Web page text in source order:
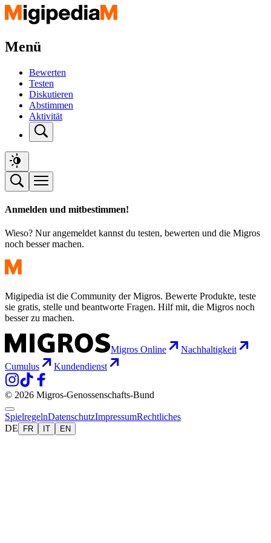
Menü
Bewerten
Testen
Diskutieren
Abstimmen
Aktivität
Anmelden und mitbestimmen!
Wieso? Nur angemeldet kannst du testen, bewerten und die Migros
noch besser machen.
Migipedia ist die Community der Migros. Bewerte Produkte, teste
sie gratis, stelle und beantworte Fragen. Hilf mit, die Migros noch
besser zu machen.
Migros Online
Nachhaltigkeit
Cumulus
Kundendienst
© 2026 Migros-Genossenschafts-Bund
SpielregelnDatenschutzImpressumRechtliches
DE
FR IT EN